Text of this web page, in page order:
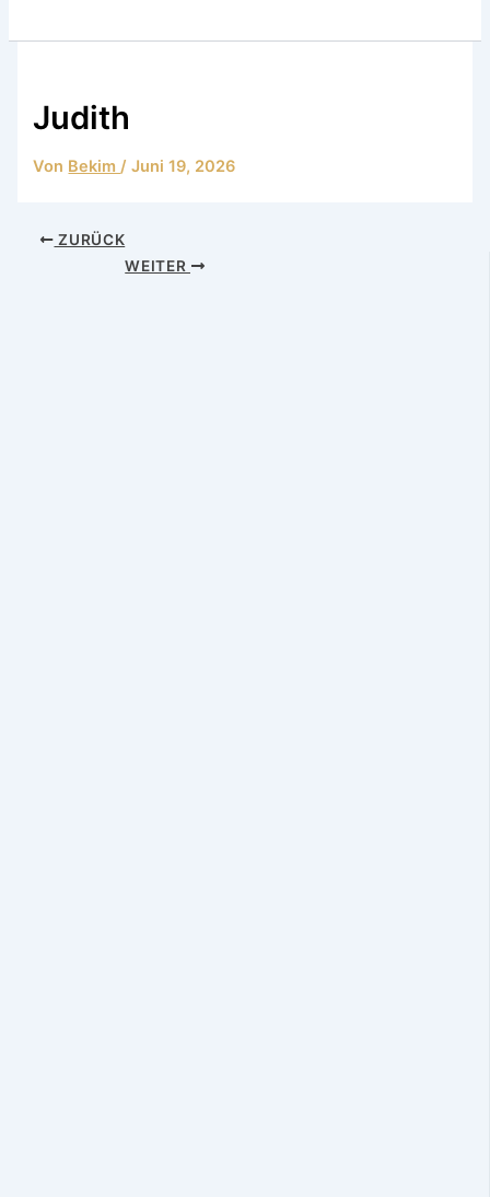
Judith
Von Bekim/Juni 19, 2026
ZURÜCK
WEITER